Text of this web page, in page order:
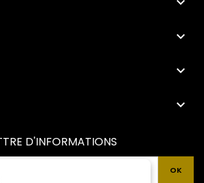



D'INFORMATIONS